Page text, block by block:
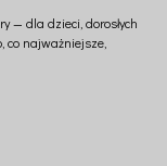
— dla dzieci, dorosłych
co najważniejsze,